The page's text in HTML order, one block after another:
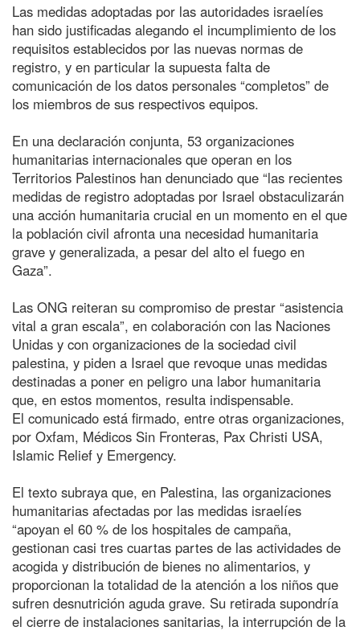
Las medidas adoptadas por las autoridades israelíes
han sido justificadas alegando el incumplimiento de los
requisitos establecidos por las nuevas normas de
registro, y en particular la supuesta falta de
comunicación de los datos personales “completos” de
los miembros de sus respectivos equipos.
En una declaración conjunta, 53 organizaciones
humanitarias internacionales que operan en los
Territorios Palestinos han denunciado que “las recientes
medidas de registro adoptadas por Israel obstaculizarán
una acción humanitaria crucial en un momento en el que
la población civil afronta una necesidad humanitaria
grave y generalizada, a pesar del alto el fuego en
Gaza”.
Las ONG reiteran su compromiso de prestar “asistencia
vital a gran escala”, en colaboración con las Naciones
Unidas y con organizaciones de la sociedad civil
palestina, y piden a Israel que revoque unas medidas
destinadas a poner en peligro una labor humanitaria
que, en estos momentos, resulta indispensable.
El comunicado está firmado, entre otras organizaciones,
por Oxfam, Médicos Sin Fronteras, Pax Christi USA,
Islamic Relief y Emergency.
El texto subraya que, en Palestina, las organizaciones
humanitarias afectadas por las medidas israelíes
“apoyan el 60 % de los hospitales de campaña,
gestionan casi tres cuartas partes de las actividades de
acogida y distribución de bienes no alimentarios, y
proporcionan la totalidad de la atención a los niños que
sufren desnutrición aguda grave. Su retirada supondría
el cierre de instalaciones sanitarias, la interrupción de la